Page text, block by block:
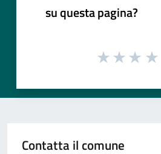
su questa pagina?
Contatta il comune